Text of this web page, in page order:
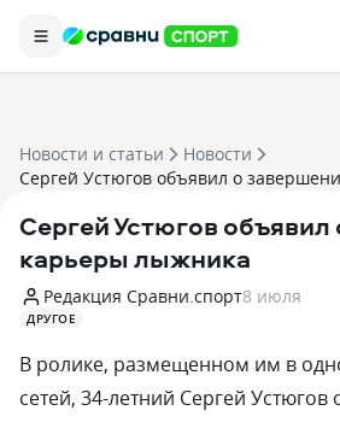
Новости и статьи
Новости
Сергей Устюгов объявил о
Сергей Устюгов
карьеры лыжника
Редакция Сравни.спорт8 июля
ДРУГОЕ
В ролике, размещенном им в
сетей, 34-летний Сергей Устюгов